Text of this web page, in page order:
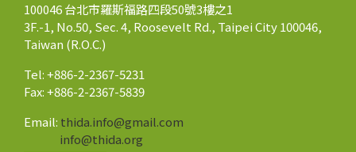
100046 台北市羅斯福路四段50號3樓之1
3F.-1, No.50, Sec. 4, Roosevelt Rd., Taipei City 100046,
Taiwan (R.O.C.)
Tel: +886-2-2367-5231
Fax: +886-2-2367-5839
Email: thida.info@gmail.com
info@thida.org